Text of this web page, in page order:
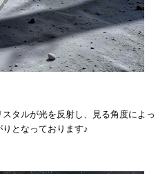
タルが光を反射し、見る角度によっ
となっております♪